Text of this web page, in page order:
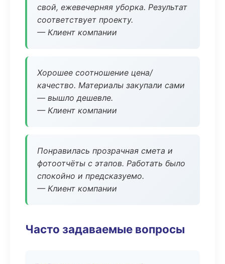
свой, ежевечерняя уборка. Результат
соответствует проекту.
— Клиент компании
Хорошее соотношение цена/
качество. Материалы закупали сами
— вышло дешевле.
— Клиент компании
Понравилась прозрачная смета и
фотоотчёты с этапов. Работать было
спокойно и предсказуемо.
— Клиент компании
Часто задаваемые вопросы